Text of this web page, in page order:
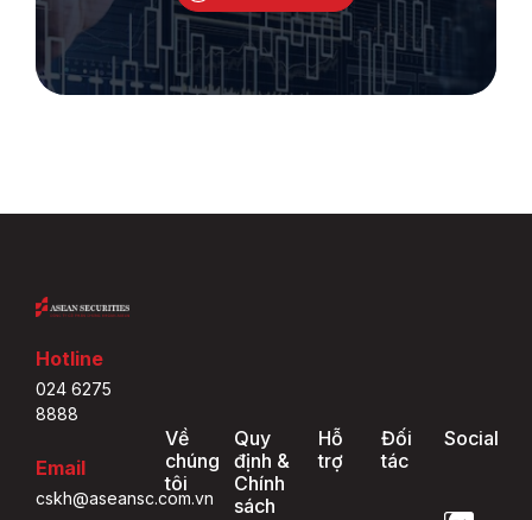
Hotline
024 6275
8888
Email
cskh@aseansc.com.vn
Về
chúng
tôi
Quy
định &
Chính
sách
Hỗ
trợ
Đối
tác
Social